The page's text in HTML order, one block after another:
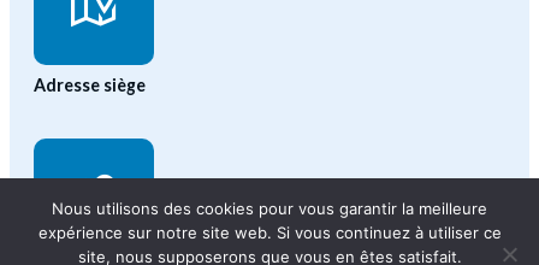
Adresse siège
Nous utilisons des cookies pour vous garantir la meilleure
expérience sur notre site web. Si vous continuez à utiliser ce
site, nous supposerons que vous en êtes satisfait.